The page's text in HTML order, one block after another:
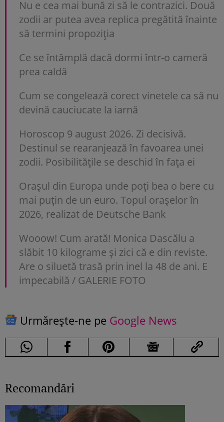
Nu e cea mai bună zi să le contrazici. Două
zodii ar putea avea replica pregătită înainte
să termini propoziția
Ce se întâmplă dacă dormi într-o cameră
prea caldă
Cum se congelează corect vinetele ca să nu
devină cauciucate la iarnă
Horoscop 9 august 2026. Zi decisivă.
Destinul se rearanjează în favoarea unei
zodii. Posibilitățile se deschid în fața ei
Orașul din Europa unde poți bea o bere cu
mai puțin de un euro. Topul orașelor în
2026, realizat de Deutsche Bank
Wooow! Cum arată! Monica Dascălu a
slăbit 10 kilograme și zici că e din reviste.
Are o siluetă trasă prin inel la 48 de ani. E
impecabilă / GALERIE FOTO
Urmărește-ne pe Google News
Recomandări